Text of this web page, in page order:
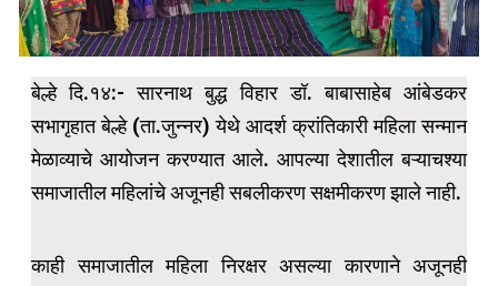
बेल्हे दि.१४:- सारनाथ बुद्ध विहार डॉ. बाबासाहेब आंबेडकर
सभागृहात बेल्हे (ता.जुन्नर) येथे आदर्श क्रांतिकारी महिला सन्मान
मेळाव्याचे आयोजन करण्यात आले. आपल्या देशातील बऱ्याचश्या
समाजातील महिलांचे अजूनही सबलीकरण सक्षमीकरण झाले नाही.
काही समाजातील महिला निरक्षर असल्या कारणाने अजूनही